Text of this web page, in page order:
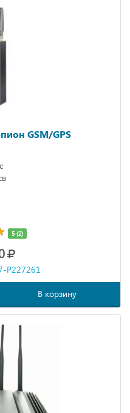
GSM/GPS
5 (2)
P227261
В корзину